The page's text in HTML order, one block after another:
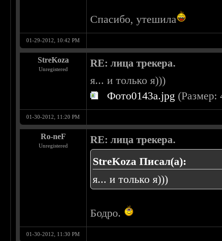
Спасибо, утешила
01-29-2012, 10:42 PM
StreKoza
Unregistered
RE: лица трекера.
я... и только я)))
Фото0143a.jpg (Размер:
01-30-2012, 11:20 PM
Ro-neF
Unregistered
RE: лица трекера.
StreKoza Писал(а):
я... и только я)))
Бодро.
01-30-2012, 11:30 PM